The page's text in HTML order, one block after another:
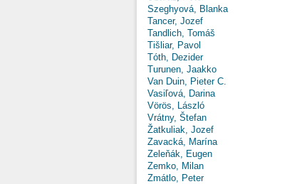
Szeghyová, Blanka
Tancer, Jozef
Tandlich, Tomáš
Tišliar, Pavol
Tóth, Dezider
Turunen, Jaakko
Van Duin, Pieter C.
Vasiľová, Darina
Vörös, László
Vrátny, Štefan
Žatkuliak, Jozef
Zavacká, Marína
Zeleňák, Eugen
Zemko, Milan
Zmátlo, Peter